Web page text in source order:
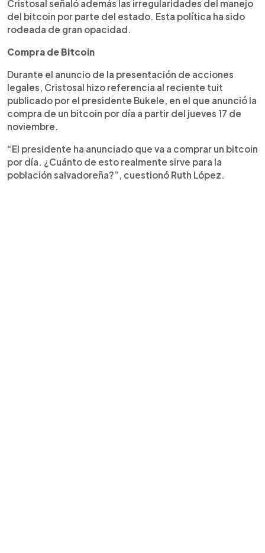
Cristosal señaló además las irregularidades del manejo
del bitcoin por parte del estado. Esta política ha sido
rodeada de gran opacidad.
Compra de Bitcoin
Durante el anuncio de la presentación de acciones
legales, Cristosal hizo referencia al reciente tuit
publicado por el presidente Bukele, en el que anunció la
compra de un bitcoin por día a partir del jueves 17 de
noviembre.
“El presidente ha anunciado que va a comprar un bitcoin
por día. ¿Cuánto de esto realmente sirve para la
población salvadoreña?”, cuestionó Ruth López.